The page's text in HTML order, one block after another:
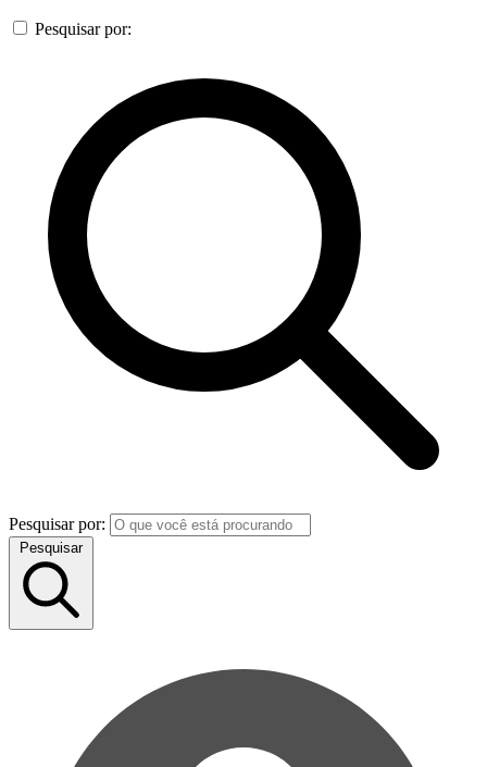
Pesquisar por:
Pesquisar por:
Pesquisar